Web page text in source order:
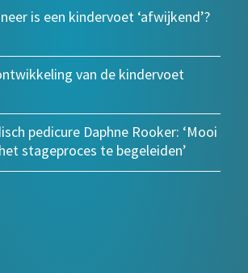
is een kindervoet ‘afwijkend’?
van de kindervoet
pedicure Daphne Rooker: ‘Mooi
stageproces te begeleiden’